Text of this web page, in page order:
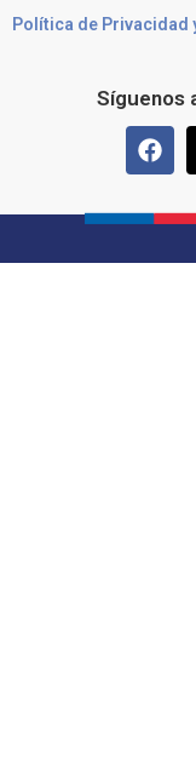
Política de Privacidad
Síguenos